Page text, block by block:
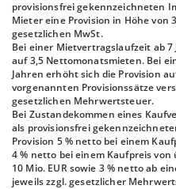
provisionsfrei gekennzeichneten
Mieter eine Provision in Höhe von
gesetzlichen MwSt.
Bei einer Mietvertragslaufzeit ab
auf 3,5 Nettomonatsmieten. Bei
Jahren erhöht sich die Provision
vorgenannten Provisionssätze
gesetzlichen Mehrwertsteuer.
Bei Zustandekommen eines
als provisionsfrei
Provision 5 % netto bei einem
4 % netto bei einem Kaufpreis von
10 Mio. EUR sowie 3 % netto ab
jeweils zzgl. gesetzlicher